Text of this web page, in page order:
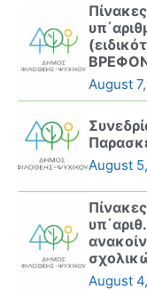
August
August
August